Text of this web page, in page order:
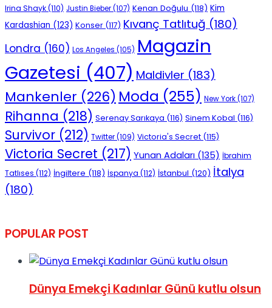
Irina Shayk(110) Justin Bieber(107) Kenan Doğulu (118) Kim
Kardashian (123) Konser (117) Kıvanç Tatlıtuğ (180)
Londra (160) Los Angeles (105) Magazin
Gazetesi (407) Maldivler (183)
Mankenler (226) Moda (255) New York(107)
Rihanna (218) Serenay Sarıkaya (116) Sinem Kobal (116)
Survivor (212) Twitter(109) Victoria's Secret (115)
Victoria Secret (217) Yunan Adaları (135) İbrahim
Tatlıses (112) İngiltere (118) İspanya (112) İstanbul (120) İtalya
(180)
POPULAR POST
Dünya Emekçi Kadınlar Günü kutlu olsun